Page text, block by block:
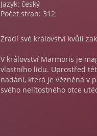
Jazyk: český
Počet stran: 312
Zradí své království kvůli
V království Marmoris je
vlastního lidu. Uprostřed
nadání, která je vězněná v
svého nelítostného otce
Osud ji zavede mezi